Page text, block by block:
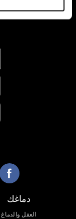
دماغك
العقل والدماغ